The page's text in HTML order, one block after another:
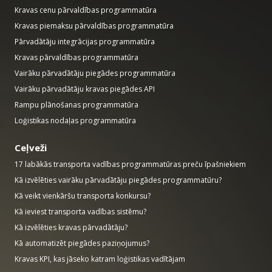
Kravas cenu pārvaldības programmatūra
Kravas piemaksu pārvaldības programmatūra
Pārvadātāju integrācijas programmatūra
Kravas pārvaldības programmatūra
Vairāku pārvadātāju piegādes programmatūra
Vairāku pārvadātāju kravas piegādes API
Rampu plānošanas programmatūra
Loģistikas nodaļas programmatūra
Ceļveži
17 labākās transporta vadības programmatūras preču īpašniekiem
Kā izvēlēties vairāku pārvadātāju piegādes programmatūru?
Kā veikt vienkāršu transporta konkursu?
Kā ieviest transporta vadības sistēmu?
Kā izvēlēties kravas pārvadātāju?
Kā automatizēt piegādes paziņojumus?
Kravas KPI, kas jāseko katram loģistikas vadītājam